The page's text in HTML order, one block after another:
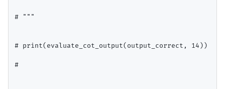
# """
# print(evaluate_cot_output(output_correct, 14))
#